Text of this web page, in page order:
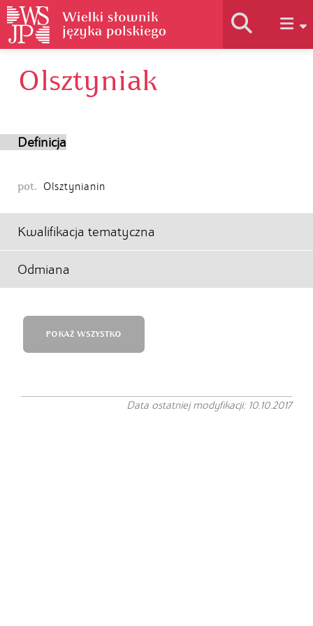
Historia słownika
Olsztyniak
Definicja
pot. Olsztynianin
Kwalifikacja tematyczna
Odmiana
POKAŻ WSZYSTKO
Data ostatniej modyfikacji: 10.10.2017